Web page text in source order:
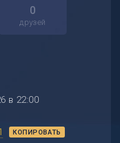
0
друзей
в 22:00
КОПИРОВАТЬ